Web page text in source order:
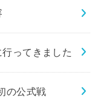
ってきました
の公式戦